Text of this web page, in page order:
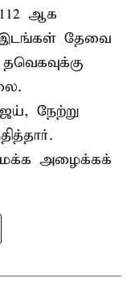
ஆக
தேவை
நேற்று
அழைக்கக்